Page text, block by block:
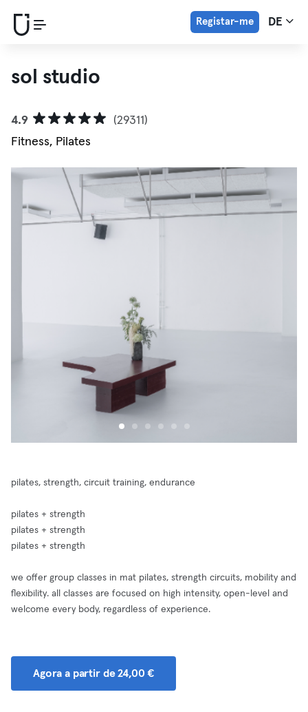
Registar-me DE
sol studio
4.9
(29311)
Fitness, Pilates
pilates, strength, circuit training, endurance
pilates + strength
pilates + strength
pilates + strength
we offer group classes in mat pilates, strength circuits, mobility and
flexibility. all classes are focused on high intensity, open-level and
welcome every body, regardless of experience.
Agora a partir de 24,00 €